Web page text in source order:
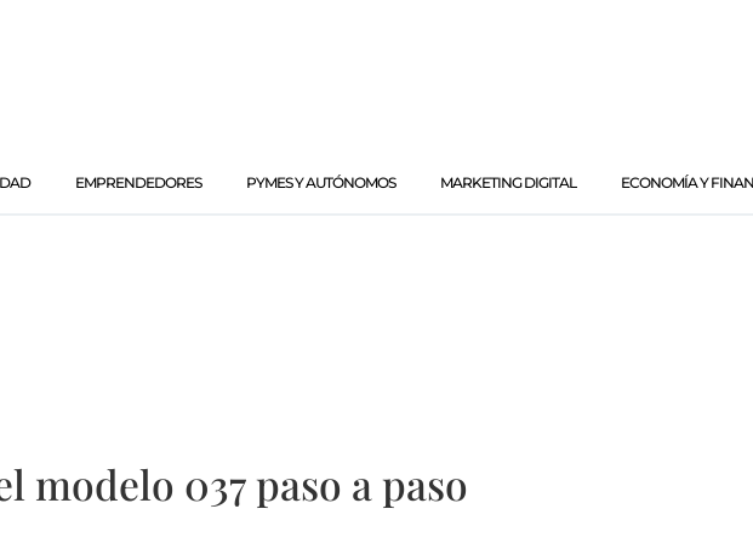
EMPRENDEDORES PYMES Y AUTÓNOMOS MARKETING DIGITAL ECONOMÍA Y
modelo 037 paso a paso